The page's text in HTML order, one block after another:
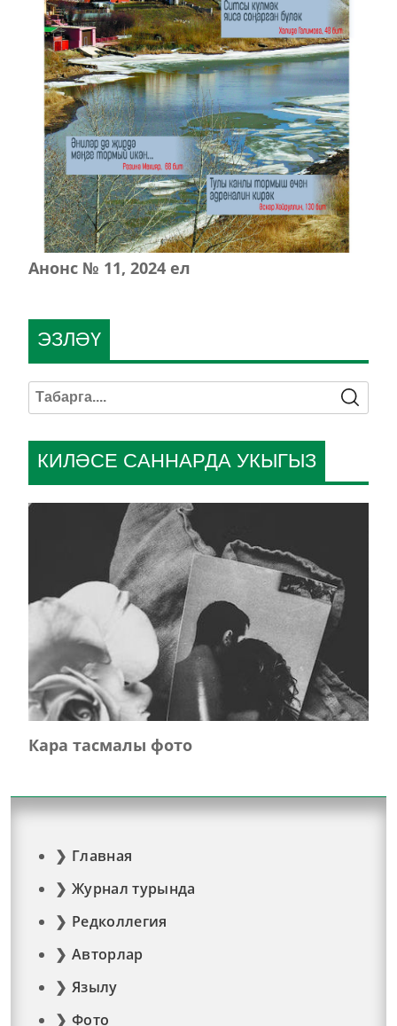
Анонс № 11, 2024 ел
КИЛӘСЕ САННАРДА УКЫГЫЗ
Кара тасмалы фото
ЭЗЛӘҮ
Главная
Журнал турында
Редколлегия
Авторлар
Язылу
Фото